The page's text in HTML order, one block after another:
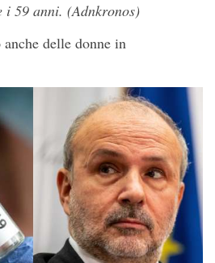
i 59 anni. (Adnkronos)
delle donne in